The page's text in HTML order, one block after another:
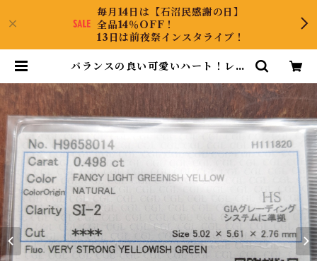
毎月14日は【石沼民感謝の日】
全品14％OFF！
13日は前夜祭インスタライブ！
バランスの良い可愛いハート！レア
DiamondAntique